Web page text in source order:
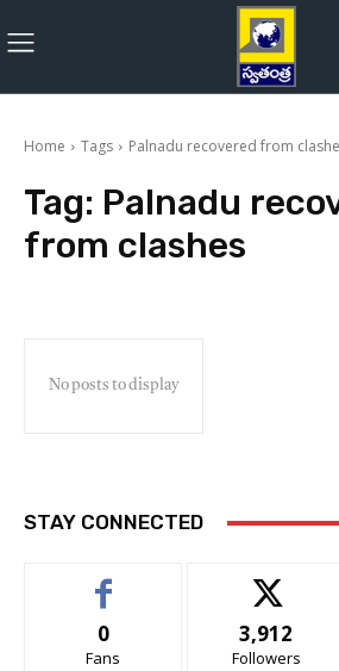
Home Tags Palnadu recovered from
Tag: Palnadu
from clashes
No posts to display
STAY CONNECTED
0
Fans
3,912
Followers